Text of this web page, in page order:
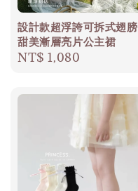
設計款超浮誇可拆式翅膀
甜美漸層亮片公主裙
Regular
NT$ 1,080